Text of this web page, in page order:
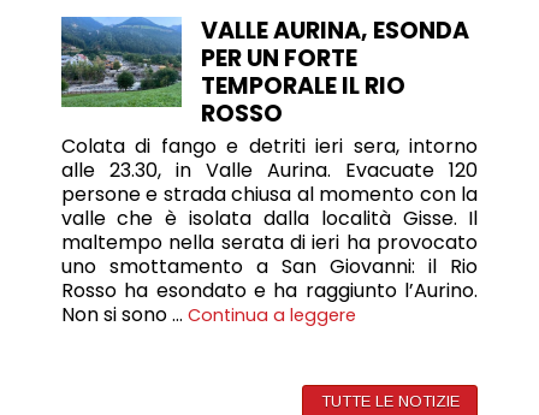
VALLE AURINA, ESONDA
PER UN FORTE
TEMPORALE IL RIO
ROSSO
Colata di fango e detriti ieri sera, intorno
alle 23.30, in Valle Aurina. Evacuate 120
persone e strada chiusa al momento con la
valle che è isolata dalla località Gisse. Il
maltempo nella serata di ieri ha provocato
uno smottamento a San Giovanni: il Rio
Rosso ha esondato e ha raggiunto l’Aurino.
Non si sono … Continua a leggere
TUTTE LE NOTIZIE